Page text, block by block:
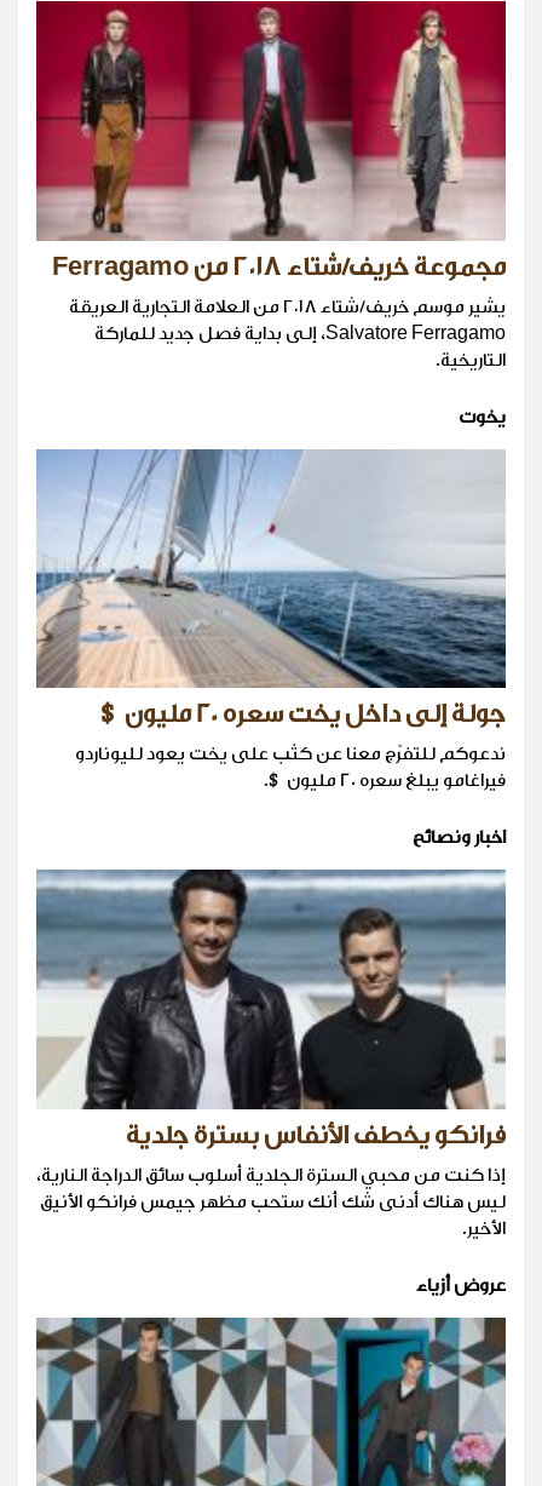
مجموعة خريف/شتاء ٢٠١٨ من Ferragamo
يشير موسم خريف/شتاء ٢٠١٨ من العلامة التجارية العريقة
Salvatore Ferragamo، إلى بداية فصل جديد للماركة
التاريخية.
يخوت
جولة إلى داخل يخت سعره 20 مليون $
ندعوكم للتفرّج معنا عن كثب على يخت يعود لليوناردو
فيراغامو يبلغ سعره 20 مليون $.
اخبار ونصائح
فرانكو يخطف الأنفاس بسترة جلدية
إذا كنت من محبي السترة الجلدية أسلوب سائق الدراجة النارية،
ليس هناك أدنى شك أنك ستحب مظهر جيمس فرانكو الأنيق
الأخير.
عروض أزياء